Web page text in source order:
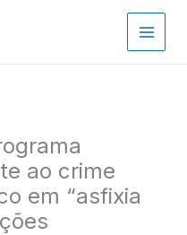
ao crime
em “asfixia